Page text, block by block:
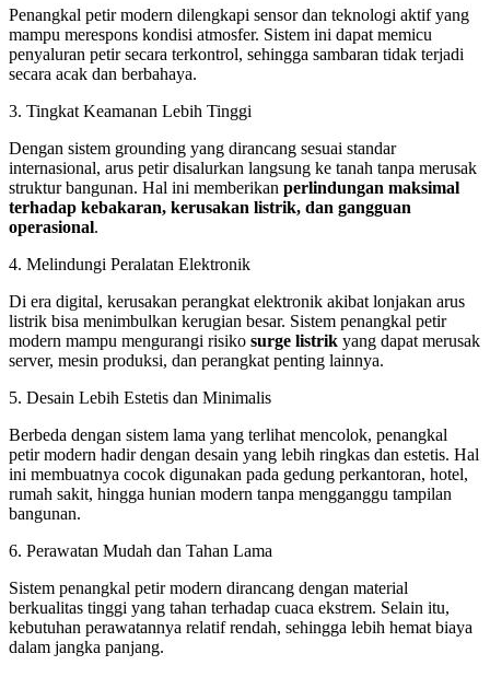
Penangkal petir modern dilengkapi sensor dan teknologi aktif yang
mampu merespons kondisi atmosfer. Sistem ini dapat memicu
penyaluran petir secara terkontrol, sehingga sambaran tidak terjadi
secara acak dan berbahaya.
3. Tingkat Keamanan Lebih Tinggi
Dengan sistem grounding yang dirancang sesuai standar
internasional, arus petir disalurkan langsung ke tanah tanpa merusak
struktur bangunan. Hal ini memberikan perlindungan maksimal
terhadap kebakaran, kerusakan listrik, dan gangguan
operasional.
4. Melindungi Peralatan Elektronik
Di era digital, kerusakan perangkat elektronik akibat lonjakan arus
listrik bisa menimbulkan kerugian besar. Sistem penangkal petir
modern mampu mengurangi risiko surge listrik yang dapat merusak
server, mesin produksi, dan perangkat penting lainnya.
5. Desain Lebih Estetis dan Minimalis
Berbeda dengan sistem lama yang terlihat mencolok, penangkal
petir modern hadir dengan desain yang lebih ringkas dan estetis. Hal
ini membuatnya cocok digunakan pada gedung perkantoran, hotel,
rumah sakit, hingga hunian modern tanpa mengganggu tampilan
bangunan.
6. Perawatan Mudah dan Tahan Lama
Sistem penangkal petir modern dirancang dengan material
berkualitas tinggi yang tahan terhadap cuaca ekstrem. Selain itu,
kebutuhan perawatannya relatif rendah, sehingga lebih hemat biaya
dalam jangka panjang.